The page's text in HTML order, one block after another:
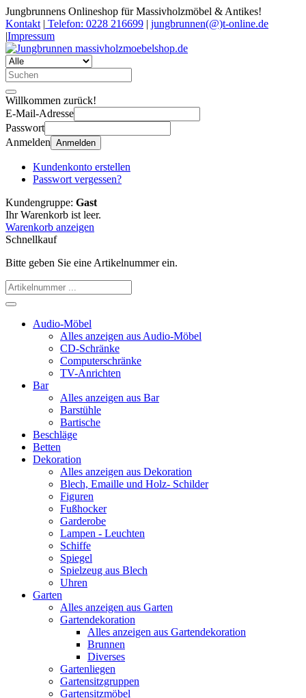
Jungbrunnens Onlineshop für Massivholzmöbel & Antikes!
Kontakt | Telefon: 0228 216699 | jungbrunnen(@)t-online.de
|Impressum
Willkommen zurück!
E-Mail-Adresse
Passwort
Anmelden Anmelden
Kundenkonto erstellen
Passwort vergessen?
Kundengruppe: Gast
Ihr Warenkorb ist leer.
Warenkorb anzeigen
Schnellkauf
Bitte geben Sie eine Artikelnummer ein.
Audio-Möbel
Alles anzeigen aus Audio-Möbel
CD-Schränke
Computerschränke
TV-Anrichten
Bar
Alles anzeigen aus Bar
Barstühle
Bartische
Beschläge
Betten
Dekoration
Alles anzeigen aus Dekoration
Blech, Emaille und Holz- Schilder
Figuren
Fußhocker
Garderobe
Lampen - Leuchten
Schiffe
Spiegel
Spielzeug aus Blech
Uhren
Garten
Alles anzeigen aus Garten
Gartendekoration
Alles anzeigen aus Gartendekoration
Brunnen
Diverses
Gartenliegen
Gartensitzgruppen
Gartensitzmöbel